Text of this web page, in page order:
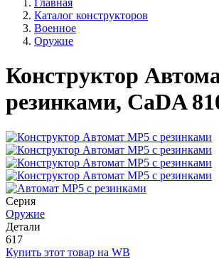
Главная
Каталог конструкторов
Военное
Оружие
Конструктор
резинками, CaDA
Серия
Оружие
Детали
617
Купить этот товар на WB